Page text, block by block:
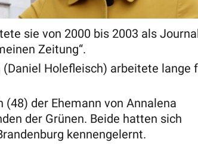
sie von 2000 bis 2003 als
Zeitung“.
Holefleisch) arbeitete lange
der Ehemann von Annalena
der Grünen. Beide hatten sich
kennengelernt.